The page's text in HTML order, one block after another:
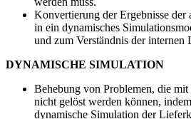
Konvertierung der Ergebnisse
in ein dynamisches
und zum Verständnis der internen
DYNAMISCHE SIMULATION
Behebung von Problemen, die
nicht gelöst werden können,
dynamische Simulation der